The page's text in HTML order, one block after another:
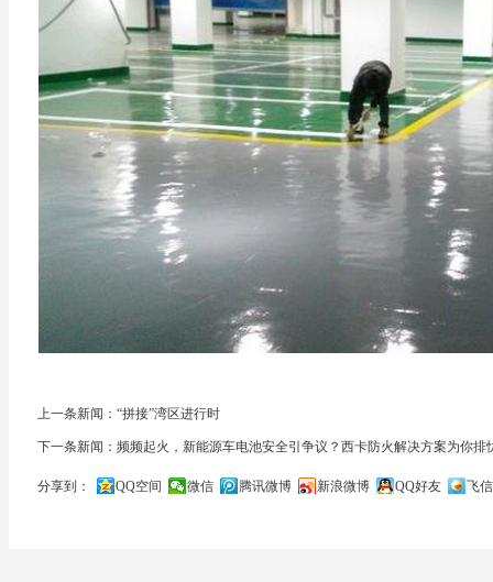
上一条新闻：“拼接”湾区进行时
下一条新闻：频频起火，新能源车电池安全引争议？西卡防火解决方案为你排
分享到： QQ空间 微信 腾讯微博 新浪微博 QQ好友
飞信